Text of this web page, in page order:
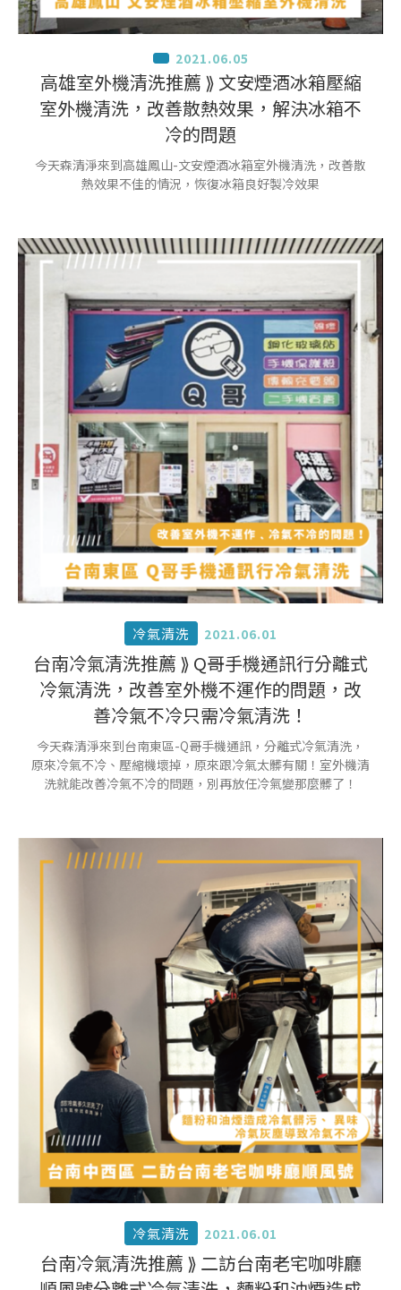
2021.06.05
高雄室外機清洗推薦 ⟫ 文安煙酒冰箱壓縮
室外機清洗，改善散熱效果，解決冰箱不
冷的問題
今天森清淨來到高雄鳳山-文安煙酒冰箱室外機清洗，改善散
熱效果不佳的情況，恢復冰箱良好製冷效果
冷氣清洗 2021.06.01
台南冷氣清洗推薦 ⟫ Q哥手機通訊行分離式
冷氣清洗，改善室外機不運作的問題，改
善冷氣不冷只需冷氣清洗！
今天森清淨來到台南東區-Q哥手機通訊，分離式冷氣清洗，
原來冷氣不冷、壓縮機壞掉，原來跟冷氣太髒有關！室外機清
洗就能改善冷氣不冷的問題，別再放任冷氣變那麼髒了！
冷氣清洗 2021.06.01
台南冷氣清洗推薦 ⟫ 二訪台南老宅咖啡廳